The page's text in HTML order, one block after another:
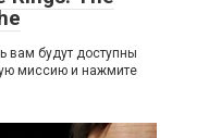
вам будут доступны
миссию и нажмите